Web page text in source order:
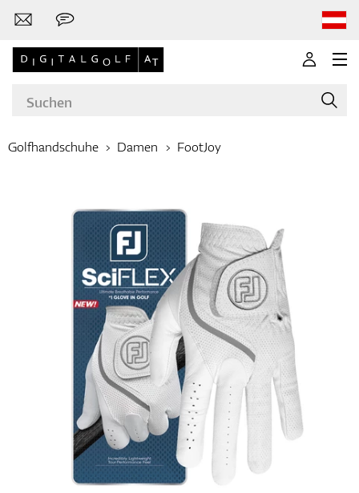
Golfschläger
Bekleidung
Handschuhe
Schuhe
Golfhandschuhe Damen FootJoy